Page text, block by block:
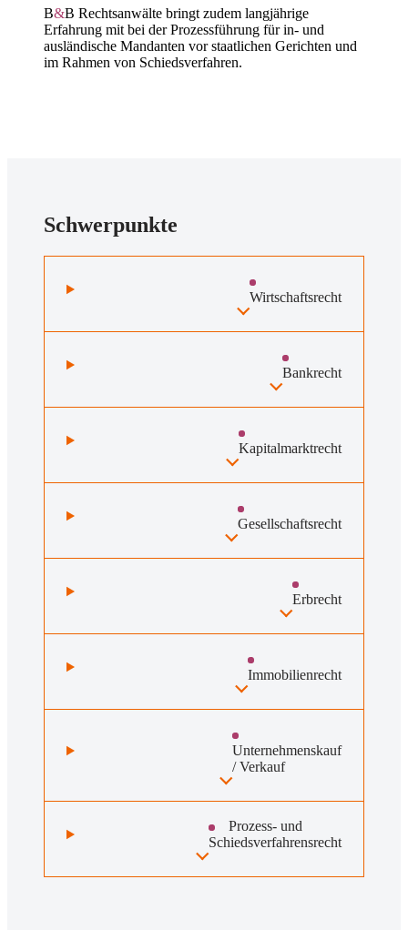
B&B Rechtsanwälte bringt zudem langjährige
Erfahrung mit bei der Prozessführung für in- und
ausländische Mandanten vor staatlichen Gerichten und
im Rahmen von Schiedsverfahren.
Schwerpunkte
Wirtschaftsrecht
Bankrecht
Kapitalmarktrecht
Gesellschaftsrecht
Erbrecht
Immobilienrecht
Unternehmenskauf
/ Verkauf
Prozess- und
Schiedsverfahrensrecht